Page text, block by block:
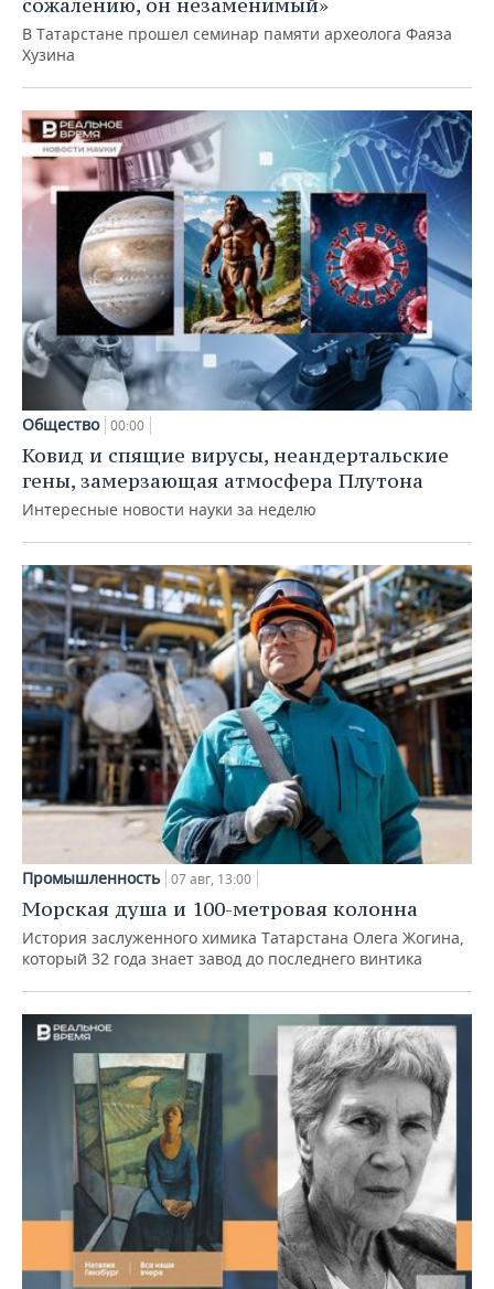
сожалению, он незаменимый»
В Татарстане прошел семинар памяти археолога Фаяза
Хузина
Общество 00:00
Ковид и спящие вирусы, неандертальские
гены, замерзающая атмосфера Плутона
Интересные новости науки за неделю
Промышленность 07 авг, 13:00
Морская душа и 100-метровая колонна
История заслуженного химика Татарстана Олега Жогина,
который 32 года знает завод до последнего винтика